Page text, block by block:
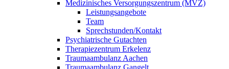
Medizinisches Versorgungszentrum (MVZ)
Leistungsangebote
Team
Sprechstunden/Kontakt
Psychiatrische Gutachten
Therapiezentrum Erkelenz
Traumaambulanz Aachen